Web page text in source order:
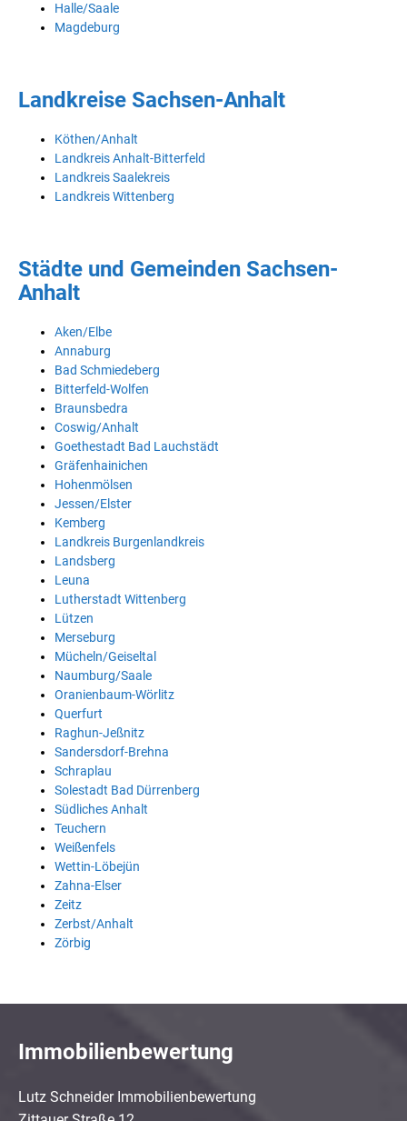
Halle/Saale
Magdeburg
Landkreise Sachsen-Anhalt
Köthen/Anhalt
Landkreis Anhalt-Bitterfeld
Landkreis Saalekreis
Landkreis Wittenberg
Städte und Gemeinden Sachsen-
Anhalt
Aken/Elbe
Annaburg
Bad Schmiedeberg
Bitterfeld-Wolfen
Braunsbedra
Coswig/Anhalt
Goethestadt Bad Lauchstädt
Gräfenhainichen
Hohenmölsen
Jessen/Elster
Kemberg
Landkreis Burgenlandkreis
Landsberg
Leuna
Lutherstadt Wittenberg
Lützen
Merseburg
Mücheln/Geiseltal
Naumburg/Saale
Oranienbaum-Wörlitz
Querfurt
Raghun-Jeßnitz
Sandersdorf-Brehna
Schraplau
Solestadt Bad Dürrenberg
Südliches Anhalt
Teuchern
Weißenfels
Wettin-Löbejün
Zahna-Elser
Zeitz
Zerbst/Anhalt
Zörbig
Immobilienbewertung
Lutz Schneider Immobilienbewertung